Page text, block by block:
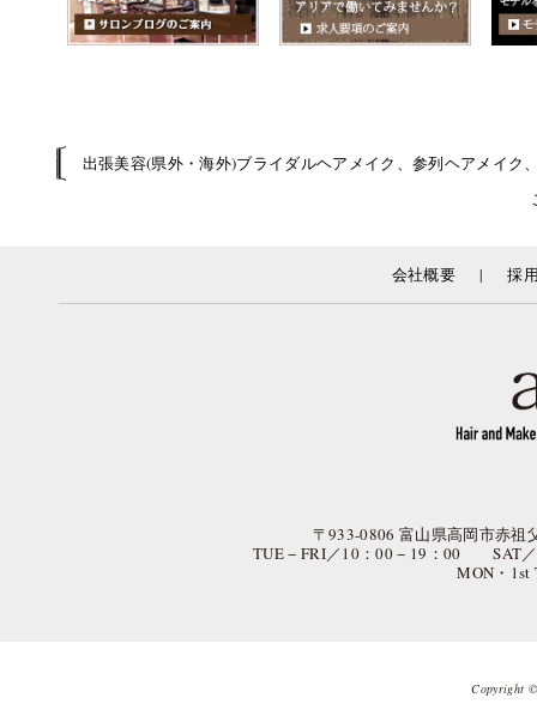
出張美容(県外・海外)ブライダルヘアメイク、参列ヘアメイ
会社概要 | 採
〒933-0806 富山県高岡市赤
TUE − FRI／10：00 − 19：00 SAT
MON・1st
Copyright